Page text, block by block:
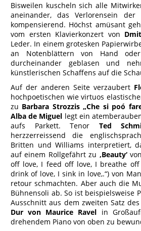
Bisweilen kuscheln sich alle
aneinander, das Verlorensein
kompensierend. Höchst amüsant
vom ersten Klavierkonzert von
Leder. In einem grotesken
an Notenblättern von Hand
durcheinander geblasen und
künstlerischen Schaffens auf die
Auf der anderen Seite verzaubert
hochpoetischen wie virtuos
zu Barbara Strozzis „Che si poó
Alba de Miguel legt ein
aufs Parkett. Tenor Ted
herzzerreissend die
Britten und Williams interpretiert,
auf einem Rollgefährt zu ‚Beauty‘von
off love, I feed off love, I breathe
drink of love, I sink in love,.“) von
retour schmachten. Aber auch die
Bühnensoli ab. So ist beispielsweise
Ausschnitt aus dem zweiten Satz des
Dur von Maurice Ravel in
drehendem Piano von oben zu